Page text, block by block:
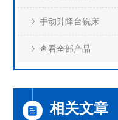
手动升降台铣床
查看全部产品
相关文章